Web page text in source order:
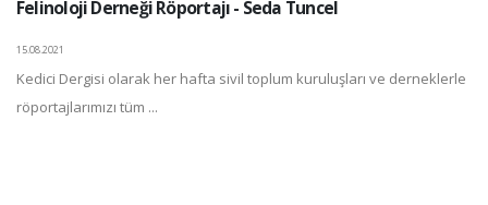
Felinoloji Derneği Röportajı - Seda Tuncel
15.08.2021
Kedici Dergisi olarak her hafta sivil toplum kuruluşları ve derneklerle
röportajlarımızı tüm ...